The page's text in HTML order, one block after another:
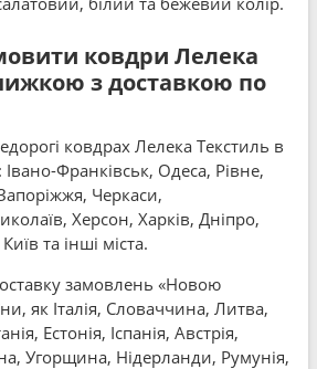
ковдри Лелека
з доставкою по
ковдрах Лелека Текстиль в
Івано-Франківськ, Одеса, Рівне,
Черкаси,
Херсон, Харків, Дніпро,
та інші міста.
замовлень «Новою
як Італія, Словаччина, Литва,
Естонія, Іспанія, Австрія,
Угорщина, Нідерланди, Румунія,